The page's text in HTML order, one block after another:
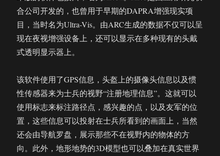
合公司开发的，也曾用于早期的DAPRA增强现实项
目，当时名为Ultra-Vis。由ARC生成的数据不仅可以呈
现在夜视增强设备上，还可以显示在多种现有的头戴
式透明显示器上。
该软件使用了GPS信息，头盔上的摄像头信息以及惯
性传感器来为士兵的视野“注册地理信息”。这就可以
使用标志来标注路径点，感兴趣的点，以及友军的位
置，这些信息可以投射在士兵所看到的画面上，当然
还会由导航罗盘，展示那些不在视野内的物体的方
向。此外，地形地势的3D模型也可以叠加在真实世界